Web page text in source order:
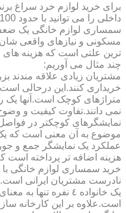
برای خرید لوازم خرد سراغ
سمساری لوازم خانگی یک ضعف
مسکونی و نیازهای واقعی
ترین علتی است که هزینه های
چند مثال می آوریم:
مشتریان زیادی علاقه مندند
خریداری کنند.این درحالی است
متراژهای کوچک است.آنها یک
نمی دانند.تفاوت کیفیت و
نمایشگرهای کوچکتر در
موضوع به آن معنی است که
عملکرد یک نمایشگر جمع و
هزینه اضافه تر پرداخته است
خرید سمساری لوازم خانگی با
یک خانواده ٤ نفره
است.علاوه بر این کارخانه